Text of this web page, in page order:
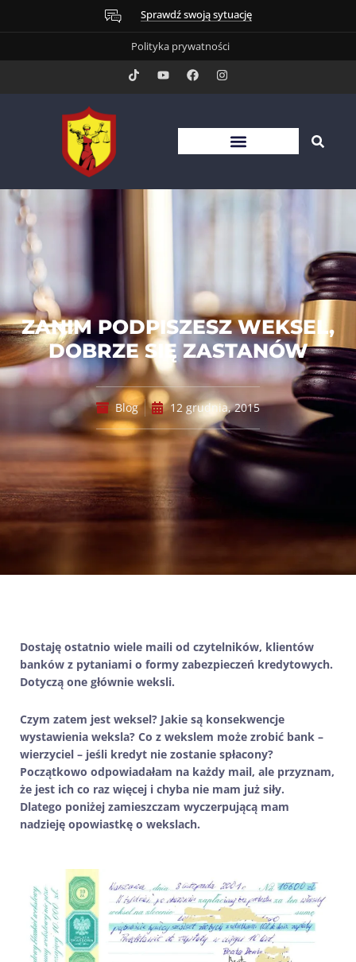
Sprawdź swoją sytuację
Polityka prywatności
ZANIM PODPISZESZ WEKSEL,
DOBRZE SIĘ ZASTANÓW
Blog 12 grudnia, 2015
Dostaję ostatnio wiele maili od czytelników, klientów
banków z pytaniami o formy zabezpieczeń kredytowych.
Dotyczą one głównie weksli.
Czym zatem jest weksel? Jakie są konsekwencje
wystawienia weksla? Co z wekslem może zrobić bank –
wierzyciel – jeśli kredyt nie zostanie spłacony?
Początkowo odpowiadałam na każdy mail, ale przyznam,
że jest ich co raz więcej i chyba nie mam już siły.
Dlatego poniżej zamieszczam wyczerpującą mam
nadzieję opowiastkę o wekslach.